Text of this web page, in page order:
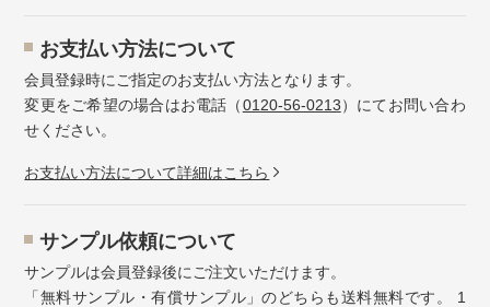
お⽀払い⽅法について
会員登録時にご指定のお支払い方法となります。
変更をご希望の場合はお電話（0120-56-0213）にてお問い合わ
せください。
お⽀払い⽅法について詳細はこちら
サンプル依頼について
サンプルは会員登録後にご注文いただけます。
「無料サンプル・有償サンプル」のどちらも送料無料です。 1